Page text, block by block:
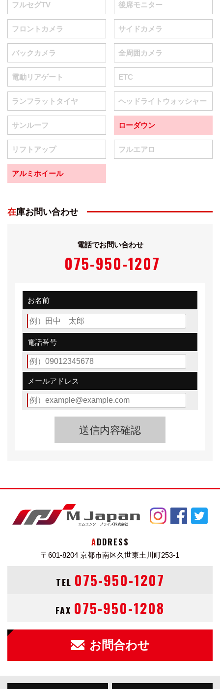
フルセグTV 後席モニター
フロントカメラ サイドカメラ
バックカメラ 全周囲カメラ
電動リアゲート ETC
ランフラットタイヤ ヘッドライトウォッシャー
サンルーフ ローダウン
リフトアップ フルエアロ
アルミホイール
在庫お問い合わせ
電話でお問い合わせ
075-950-1207
お名前
電話番号
メールアドレス
ADDRESS
〒601-8204 京都市南区久世東土川町253-1
TEL 075-950-1207
FAX 075-950-1208
お問合わせ